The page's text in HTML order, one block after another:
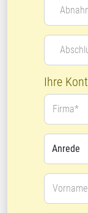
Ihre
Firma*
Vorname